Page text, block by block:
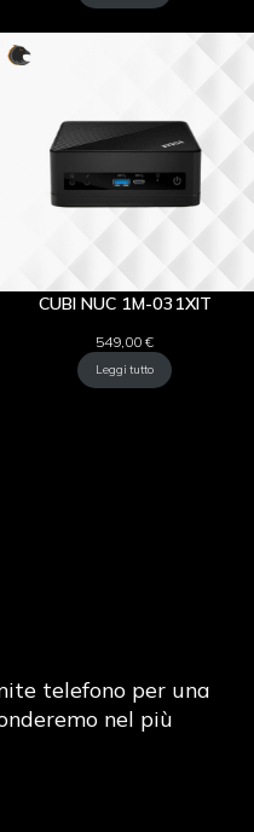
CUBI NUC 1M-031XIT
549,00 €
Leggi tutto
telefono per una
nel più